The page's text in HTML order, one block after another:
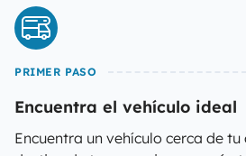
PRIMER PASO
Encuentra el vehículo ideal
Encuentra un vehículo cerca de